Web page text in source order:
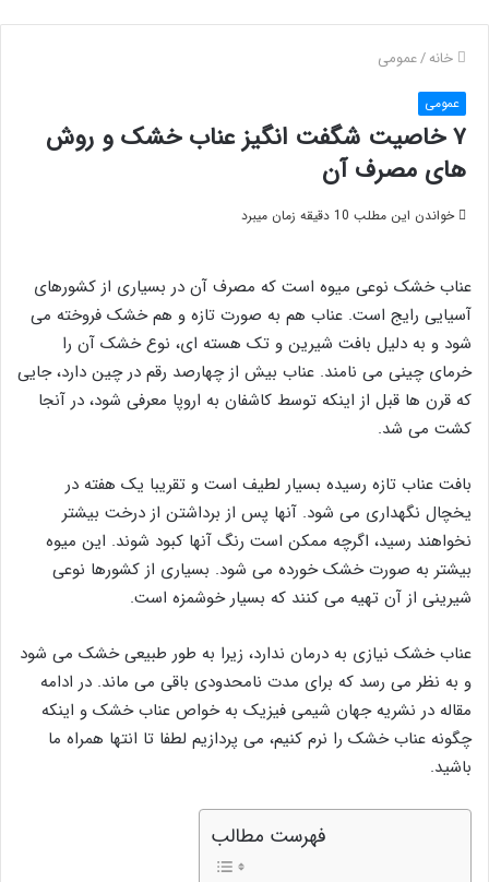
خانه/عمومی
عمومی
۷ خاصیت شگفت انگیز عناب خشک و روش
های مصرف آن
خواندن این مطلب 10 دقیقه زمان میبرد
عناب خشک نوعی میوه است که مصرف آن در بسیاری از کشورهای
آسیایی رایج است. عناب هم به صورت تازه و هم خشک فروخته می
شود و به دلیل بافت شیرین و تک هسته ای، نوع خشک آن را
خرمای چینی می نامند. عناب بیش از چهارصد رقم در چین دارد، جایی
که قرن ها قبل از اینکه توسط کاشفان به اروپا معرفی شود، در آنجا
کشت می شد.
بافت عناب تازه رسیده بسیار لطیف است و تقریبا یک هفته در
یخچال نگهداری می شود. آنها پس از برداشتن از درخت بیشتر
نخواهند رسید، اگرچه ممکن است رنگ آنها کبود شوند. این میوه
بیشتر به صورت خشک خورده می شود. بسیاری از کشورها نوعی
شیرینی از آن تهیه می کنند که بسیار خوشمزه است.
عناب خشک نیازی به درمان ندارد، زیرا به طور طبیعی خشک می شود
و به نظر می رسد که برای مدت نامحدودی باقی می ماند. در ادامه
مقاله در نشریه جهان شیمی فیزیک به خواص عناب خشک و اینکه
چگونه عناب خشک را نرم کنیم، می پردازیم لطفا تا انتها همراه ما
باشید.
فهرست مطالب